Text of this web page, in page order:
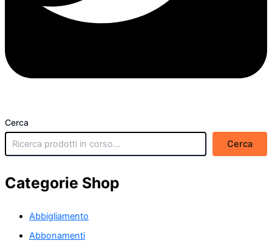
Cerca
Cerca
Categorie Shop
Abbigliamento
Abbonamenti